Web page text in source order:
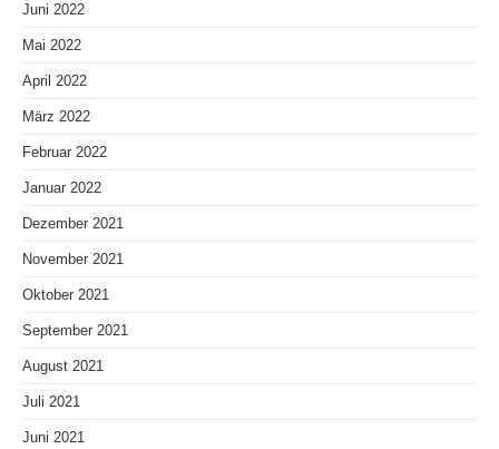
Juni 2022
Mai 2022
April 2022
März 2022
Februar 2022
Januar 2022
Dezember 2021
November 2021
Oktober 2021
September 2021
August 2021
Juli 2021
Juni 2021